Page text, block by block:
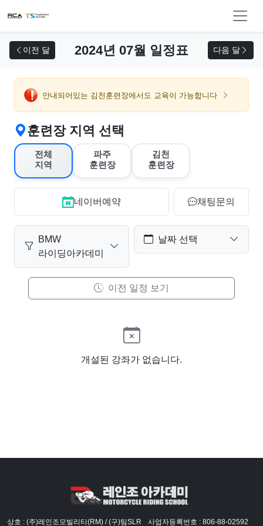
이전 달 2024년 07월 일정표 다음 달
안내되어있는 김천훈련장에서도 교육이 가능합니다
훈련장 지역 선택
전체
지역
파주
훈련장
김천
훈련장
네이버예약 채팅문의
BMW
라이딩아카데미
날짜 선택
이전 일정 보기
개설된 강좌가 없습니다.
상호 : (주)레인조모빌리티(RM) / (구)팀SLR 사업자등록번호 : 806-88-02592